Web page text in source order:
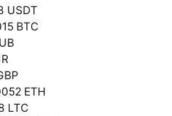
USDT
BTC
ETH
LTC